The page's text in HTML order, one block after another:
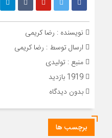
نویسنده : رضا کریمی
ارسال توسط : رضا کریمی
منبع : تولیدی
بدون دیدگاه
برچسب ها